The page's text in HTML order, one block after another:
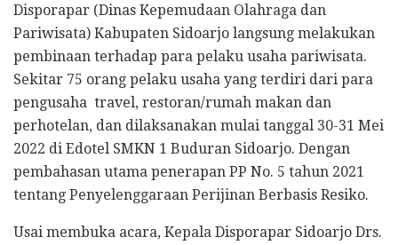
Disporapar (Dinas Kepemudaan Olahraga dan
Pariwisata) Kabupaten Sidoarjo langsung melakukan
pembinaan terhadap para pelaku usaha pariwisata.
Sekitar 75 orang pelaku usaha yang terdiri dari para
pengusaha travel, restoran/rumah makan dan
perhotelan, dan dilaksanakan mulai tanggal 30-31 Mei
2022 di Edotel SMKN 1 Buduran Sidoarjo. Dengan
pembahasan utama penerapan PP No. 5 tahun 2021
tentang Penyelenggaraan Perijinan Berbasis Resiko.
Usai membuka acara, Kepala Disporapar Sidoarjo Drs.